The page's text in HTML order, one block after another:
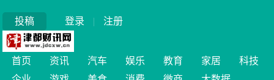
投稿 登录 | 注册
首页 资讯 汽车 娱乐 教育 家居
科技